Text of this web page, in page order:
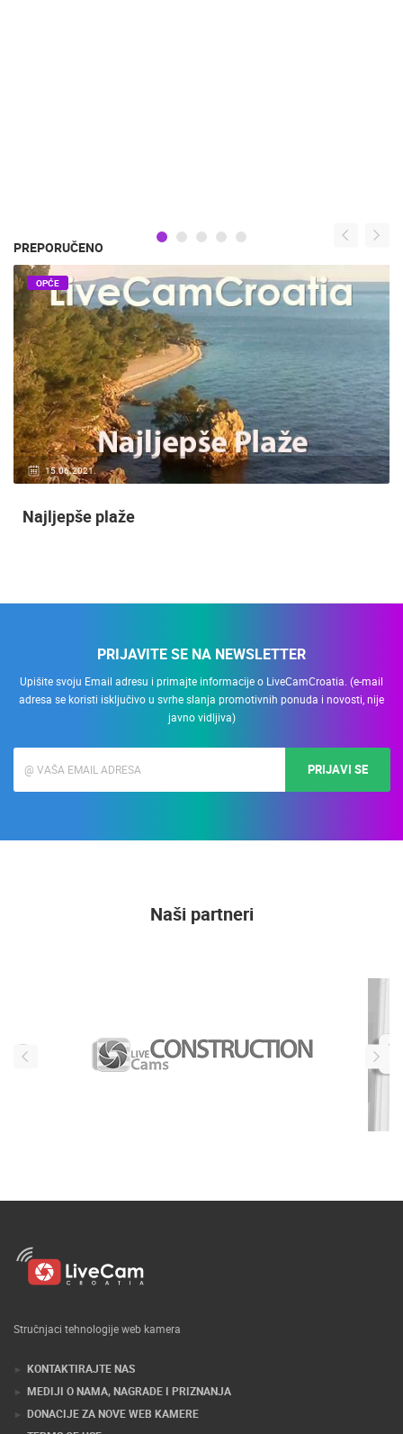
PREPORUČENO
20.01.2021. 3 KAMERA(E)
OPĆE
PRIJAVITE SE NA NEWSLETTER
Upišite svoju Email adresu i primajte informacije o LiveCamCroatia. (e-mail
adresa se koristi isključivo u svrhe slanja promotivnih ponuda i novosti, nije
javno vidljiva)
PRIJAVI SE
Naši partneri
Stručnjaci tehnologije web kamera
KONTAKTIRAJTE NAS
MEDIJI O NAMA, NAGRADE I PRIZNANJA
DONACIJE ZA NOVE WEB KAMERE